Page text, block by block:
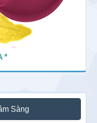
*
Sàng